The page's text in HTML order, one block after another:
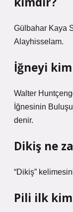
Gülbahar Kaya
Alayhisselam.
İğneyi
Walter
İğnesinin
denir.
Dikiş ne
“Dikiş”
Pili ilk